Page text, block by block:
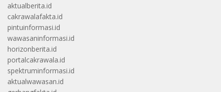
aktualberita.id
cakrawalafakta.id
pintuinformasi.id
wawasaninformasi.id
horizonberita.id
portalcakrawala.id
spektruminformasi.id
aktualwawasan.id